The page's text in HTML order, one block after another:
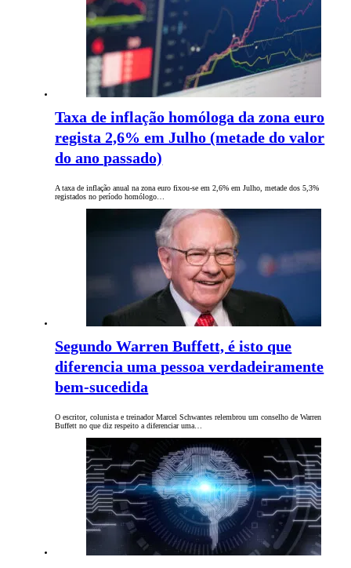
Taxa de inflação homóloga da zona euro
regista 2,6% em Julho (metade do valor
do ano passado)
A taxa de inflação anual na zona euro fixou-se em 2,6% em Julho, metade dos 5,3%
registados no período homólogo…
Segundo Warren Buffett, é isto que
diferencia uma pessoa verdadeiramente
bem-sucedida
O escritor, colunista e treinador Marcel Schwantes relembrou um conselho de Warren
Buffett no que diz respeito a diferenciar uma…